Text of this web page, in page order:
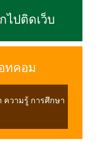
ไปติดเว็บ
ทคอม
ความรู้ การศึกษา